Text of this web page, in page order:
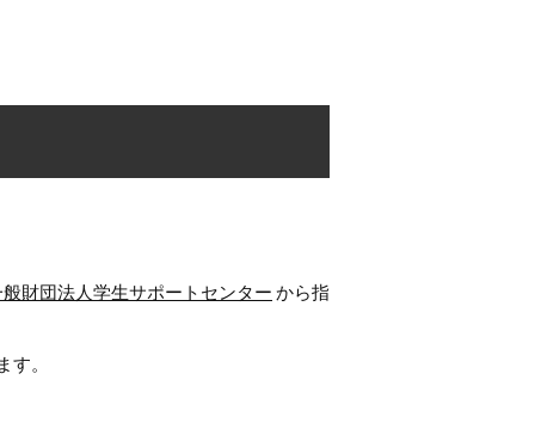
般財団法人学生サポートセンター から指
。